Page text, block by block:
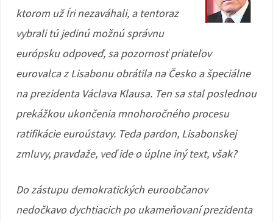
ktorom už Íri nezaváhali, a tentoraz
vybrali tú jedinú možnú správnu
európsku odpoveď, sa pozornosť priateľov
eurovalca z Lisabonu obrátila na Česko a špeciálne
na prezidenta Václava Klausa. Ten sa stal poslednou
prekážkou ukončenia mnohoročného procesu
ratifikácie euroústavy. Teda pardon, Lisabonskej
zmluvy, pravdaže, veď ide o úplne iný text, však?
Do zástupu demokratických euroobčanov
nedočkavo dychtiacich po ukameňovaní prezidenta